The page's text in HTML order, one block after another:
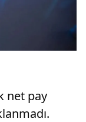
net pay